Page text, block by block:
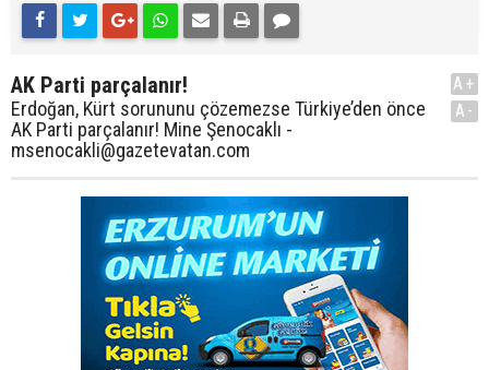
AK Parti parçalanır!
Erdoğan, Kürt sorununu çözemezse Türkiye’den önce
AK Parti parçalanır! Mine Şenocaklı -
msenocakli@gazetevatan.com
A+
A-